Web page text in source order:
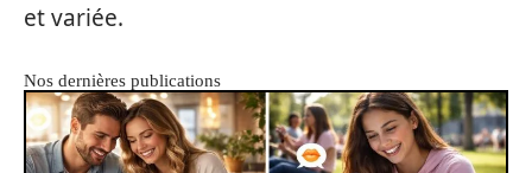
et variée.
Nos dernières publications